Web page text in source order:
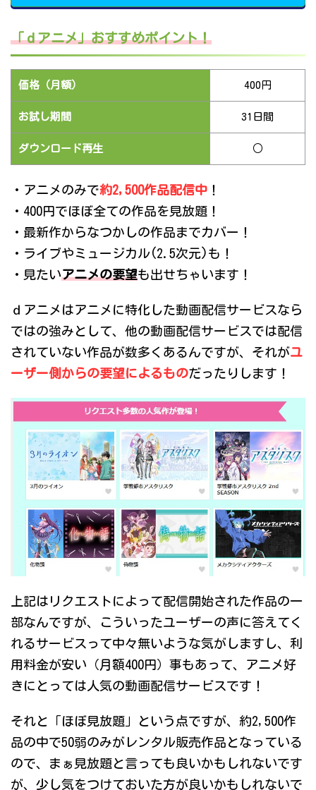
「ｄアニメ」おすすめポイント！
価格（月額） 400円
お試し期間 31日間
ダウンロード再生 ○
・アニメのみで約2,500作品配信中 ！
・400円でほぼ全ての作品を見放題！
・最新作からなつかしの作品までカバー！
・ライブやミュージカル(2.5次元)も！
・見たいアニメの要望も出せちゃいます！
ｄアニメはアニメに特化した動画配信サービスなら
ではの強みとして、他の動画配信サービスでは配信
されていない作品が数多くあるんですが、それがユ
ーザー側からの要望によるものだったりします！
上記はリクエストによって配信開始された作品の一
部なんですが、こういったユーザーの声に答えてく
れるサービスって中々無いような気がしますし、利
用料金が安い（月額400円）事もあって、アニメ好
きにとっては人気の動画配信サービスです！
それと「ほぼ見放題」という点ですが、約2,500作
品の中で50弱のみがレンタル販売作品となっている
ので、まぁ見放題と言っても良いかもしれないです
が、少し気をつけておいた方が良いかもしれないで